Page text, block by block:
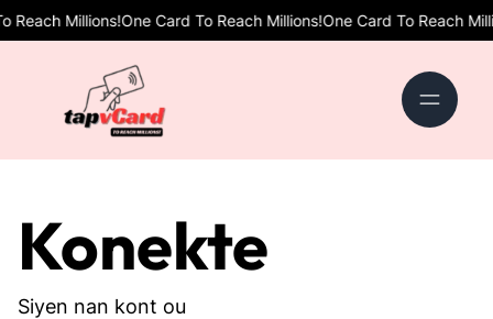
Millions!One Card To Reach Millions!One Card To Reach
Konekte
Siyen nan kont ou